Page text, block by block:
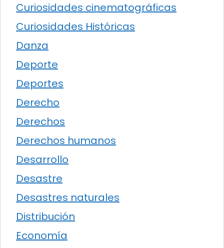
Curiosidades cinematográficas
Curiosidades Históricas
Danza
Deporte
Deportes
Derecho
Derechos
Derechos humanos
Desarrollo
Desastre
Desastres naturales
Distribución
Economía